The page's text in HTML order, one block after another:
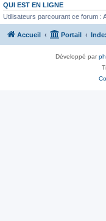
QUI EST EN LIGNE
Utilisateurs parcourant ce forum :
Accueil Portail
Développé par